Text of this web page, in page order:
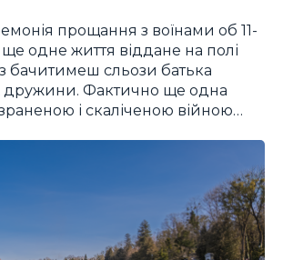
прощання з воїнами об 11-
одне життя віддане на полі
бачитимеш сльози батька
дружини. Фактично ще одна
і скаліченою війною…